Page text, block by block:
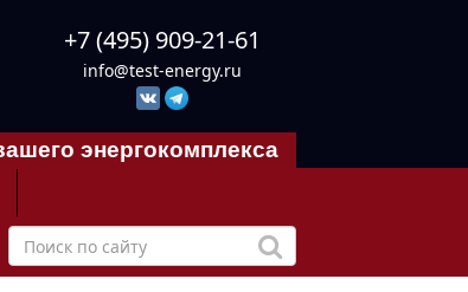
+7 (495) 909-21-61
info@test-energy.ru
энергокомплекса